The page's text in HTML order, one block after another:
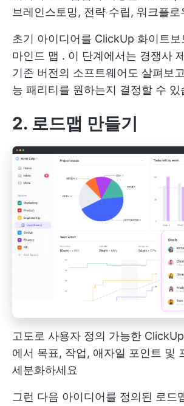
브레인스토밍, 전략 수립, 워크플로
초기 아이디어를 ClickUp 화이트보
마인드 맵 . 이 단계에서는 경쟁사
기존 버전의 소프트웨어도 살펴보
능 패리티를 원하는지 결정할 수 있
2. 로드맵 만들기
고도로 사용자 정의 가능한
에서 목표, 작업, 애자일 포인트 및
세분화하세요
그런 다음 아이디어를 정의된 로드